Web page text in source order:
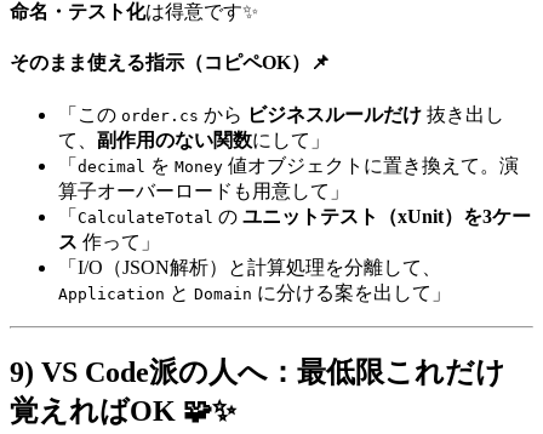
命名・テスト化は得意です✨
そのまま使える指示（コピペOK）📌
「この order.cs から ビジネスルールだけ 抜き出し
て、 副作用のない関数にして」
「 decimal を Money 値オブジェクトに置き換えて。演
算子オーバーロードも用意して」
「 CalculateTotal の ユニットテスト（xUnit）を3ケー
ス 作って」
「I/O（JSON解析）と計算処理を分離して、
Application と Domain に分ける案を出して」
9) VS Code派の人へ：最低限これだけ
覚えればOK 🧩✨